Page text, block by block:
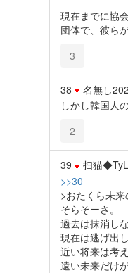
現在までに協
団体で、彼ら
3
38 名無し
しかし韓国人
2
39 扫猫
>>30
>おたくら未
そらそーさ。
過去は抹消し
現在は逃げ出
近い将来は考
遠い未来だけ